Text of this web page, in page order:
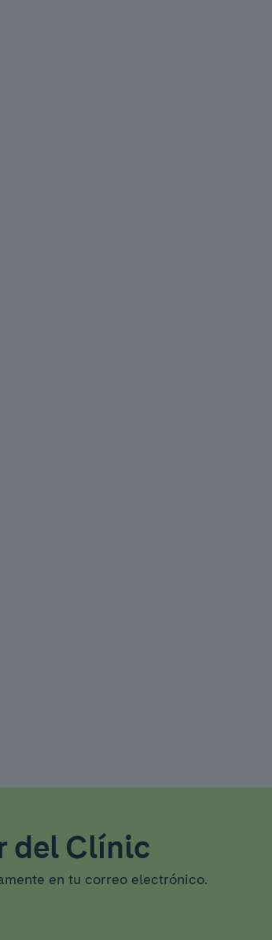
del Clínic
en tu correo electrónico.